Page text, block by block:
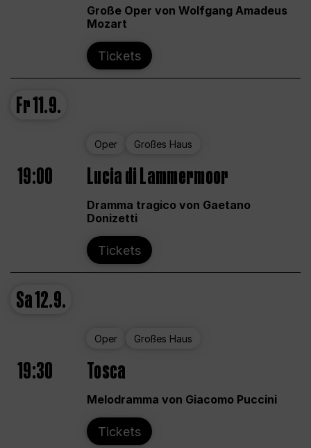
Große Oper von Wolfgang Amadeus
Mozart
Tickets
Fr11.9.
Oper Großes Haus
19:00 Lucia di Lammermoor
Dramma tragico von Gaetano
Donizetti
Tickets
Sa12.9.
Oper Großes Haus
19:30 Tosca
Melodramma von Giacomo Puccini
Tickets